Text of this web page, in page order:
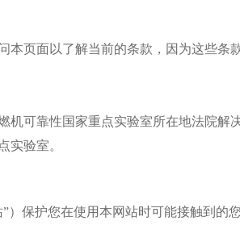
本页面以了解当前的条款，因为这些条
机可靠性国家重点实验室所在地法院解决
实验室。
”）保护您在使用本网站时可能接触到